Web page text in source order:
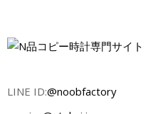
LINE ID:@noobfactory